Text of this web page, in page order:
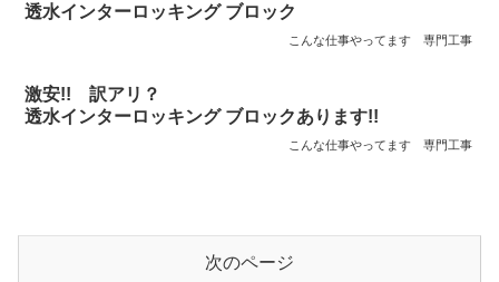
透水インターロッキング ブロック
こんな仕事やってます 専門工事
激安!! 訳アリ？
透水インターロッキング ブロックあります!!
こんな仕事やってます 専門工事
次のページ